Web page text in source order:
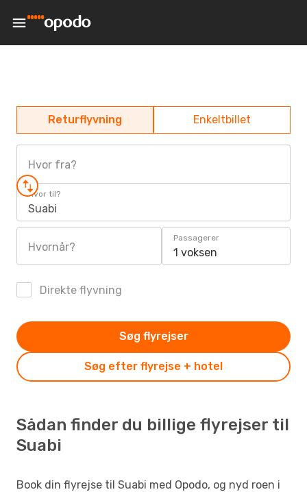
Returflyvning Enkeltbillet
Hvor fra?
Hvor til?
Suabi
Hvornår?
Passagerer
1 voksen
Direkte flyvning
Søg efter flyrejse + hotel
Søg flyrejser
Sådan finder du billige flyrejser til
Suabi
Book din flyrejse til Suabi med Opodo, og nyd roen i